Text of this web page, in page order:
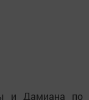
и Дамиана по